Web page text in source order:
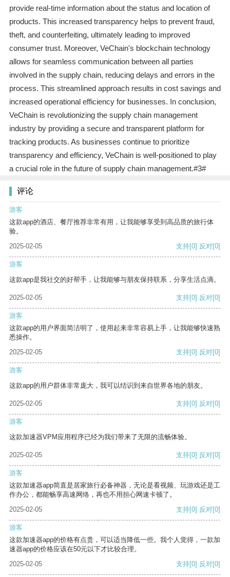
provide real-time information about the status and location of
products. This increased transparency helps to prevent fraud,
theft, and counterfeiting, ultimately leading to improved
consumer trust. Moreover, VeChain's blockchain technology
allows for seamless communication between all parties
involved in the supply chain, reducing delays and errors in the
process. This streamlined approach results in cost savings and
increased operational efficiency for businesses. In conclusion,
VeChain is revolutionizing the supply chain management
industry by providing a secure and transparent platform for
tracking products. As businesses continue to prioritize
transparency and efficiency, VeChain is well-positioned to play
a crucial role in the future of supply chain management.#3#
评论
游客
这款app的酒店、餐厅推荐非常有用，让我能够享受到高品质的旅行体
验。
2025-02-05
支持[0] 反对[0]
游客
这款app是我社交的好帮手，让我能够与朋友保持联系，分享生活点滴。
2025-02-05 支持[0] 反对[0]
游客
这款app的用户界面简洁明了，使用起来非常容易上手，让我能够快速熟
悉操作。
2025-02-05
支持[0] 反对[0]
游客
这款app的用户群体非常庞大，我可以结识到来自世界各地的朋友。
2025-02-05 支持[0] 反对[0]
游客
这款加速器VPM应用程序已经为我们带来了无限的流畅体验。
2025-02-05 支持[0] 反对[0]
游客
这款加速器app简直是居家旅行必备神器，无论是看视频、玩游戏还是工
作办公，都能畅享高速网络，再也不用担心网速卡顿了。
2025-02-05
支持[0] 反对[0]
游客
这款加速器app的价格有点贵，可以适当降低一些。我个人觉得，一款加
速器app的价格应该在50元以下才比较合理。
2025-02-05
支持[0] 反对[0]